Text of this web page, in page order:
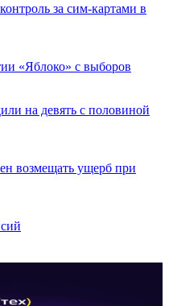
за сим-картами в
«Яблоко» с выборов
на девять с половиной
возмещать ущерб при